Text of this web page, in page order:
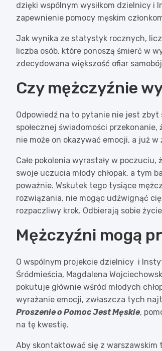
dzięki wspólnym wysiłkom dzielnicy i
zapewnienie pomocy męskim
Jak wynika ze statystyk rocznych,
liczba osób, które ponoszą śmierć w
zdecydowana większość ofiar
Czy mężczyźnie
Odpowiedź na to pytanie nie jest zbyt
społecznej świadomości
nie może on okazywać emocji, a już
Całe pokolenia wyrastały w
swoje uczucia młody chłopak, a tym
poważnie. Wskutek tego tysiące
rozwiązania, nie mogąc udźwignąć
rozpaczliwy krok. Odbierają sobie
Mężczyźni mogą
O wspólnym projekcie dzielnicy i
Śródmieścia, Magdalena
pokutuje głównie wśród młodych
wyrażanie emocji, zwłaszcza tych
Proszenie o Pomoc Jest Męskie,
na tę kwestię.
Aby skontaktować się z